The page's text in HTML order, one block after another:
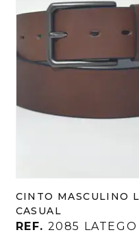
CINTO MASCULINO
CASUAL
REF. 2085 LATEGO